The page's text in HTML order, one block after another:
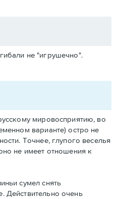
не "игрушечно".
мировосприятию, во
варианте) остро не
Точнее, глупого веселья
не имеет отношения к
сумел снять
Действительно очень